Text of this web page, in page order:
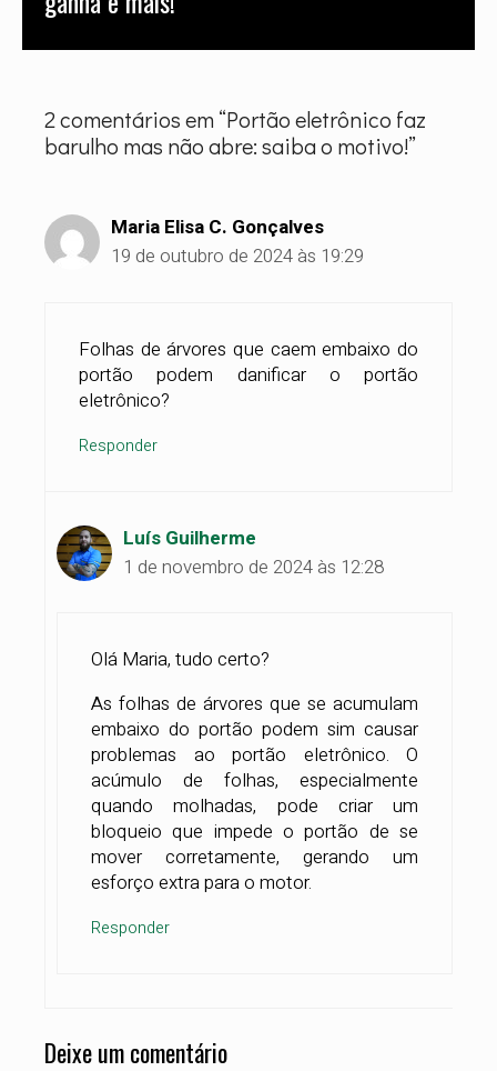
acesso a informações precisas, seguras e
2 comentários em “Portão eletrônico faz
barulho mas não abre: saiba o motivo!”
Maria Elisa C. Gonçalves
19 de outubro de 2024 às 19:29
Folhas de árvores que caem embaixo do
portão podem danificar o portão
eletrônico?
Responder
Luís Guilherme
1 de novembro de 2024 às 12:28
Olá Maria, tudo certo?
As folhas de árvores que se acumulam
embaixo do portão podem sim causar
problemas ao portão eletrônico. O
acúmulo de folhas, especialmente
quando molhadas, pode criar um
bloqueio que impede o portão de se
mover corretamente, gerando um
esforço extra para o motor.
Responder
Deixe um comentário